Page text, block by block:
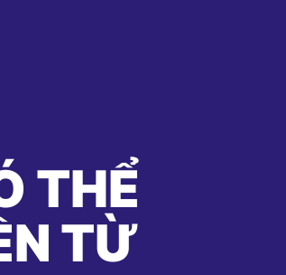
THỂ
TỪ